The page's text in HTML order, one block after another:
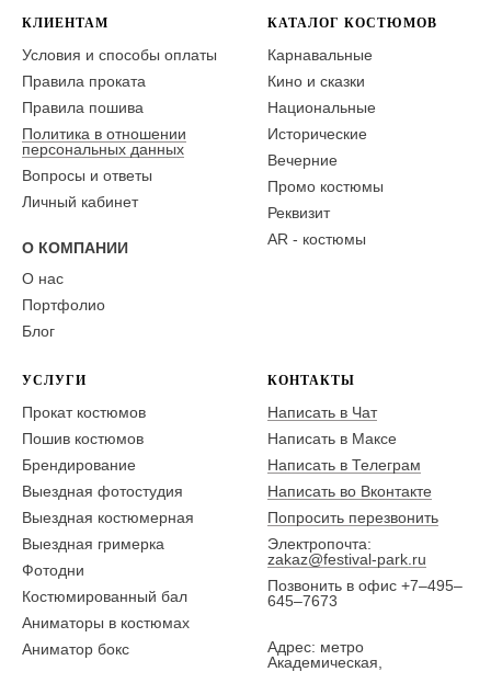
КЛИЕНТАМ
Условия и способы оплаты
Правила проката
Правила пошива
Политика в отношении
персональных данных
Вопросы и ответы
Личный кабинет
О КОМПАНИИ
О нас
Портфолио
Блог
КАТАЛОГ КОСТЮМОВ
Карнавальные
Кино и сказки
Национальные
Исторические
Вечерние
Промо костюмы
Реквизит
AR - костюмы
УСЛУГИ
Прокат костюмов
Пошив костюмов
Брендирование
Выездная фотостудия
Выездная костюмерная
Выездная гримерка
Фотодни
Костюмированный бал
Аниматоры в костюмах
Аниматор бокс
КОНТАКТЫ
Написать в Чат
Написать в Максе
Написать в Телеграм
Написать во Вконтакте
Попросить перезвонить
Электропочта:
zakaz@festival-park.ru
Позвонить в офис +7–495–
645–7673
Адрес: метро
Академическая,